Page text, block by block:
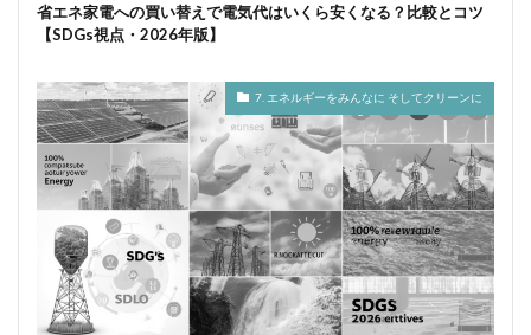
省エネ家電への買い替えで電気代はいくら安くなる？比較とコツ
【SDGs視点・2026年版】
7. エネルギーをみんなに そしてクリーンに